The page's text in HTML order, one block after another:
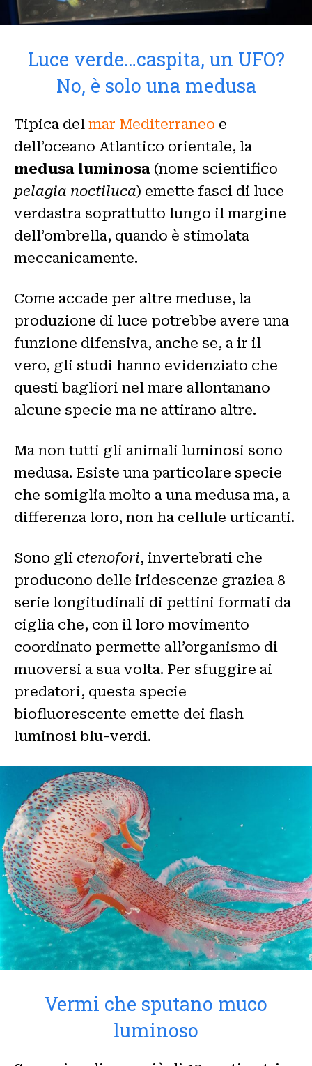
Luce verde…caspita, un UFO?
No, è solo una medusa
Tipica del mar Mediterraneo e
dell’oceano Atlantico orientale, la
medusa luminosa (nome scientifico
pelagia noctiluca) emette fasci di luce
verdastra soprattutto lungo il margine
dell’ombrella, quando è stimolata
meccanicamente.
Come accade per altre meduse, la
produzione di luce potrebbe avere una
funzione difensiva, anche se, a ir il
vero, gli studi hanno evidenziato che
questi bagliori nel mare allontanano
alcune specie ma ne attirano altre.
Ma non tutti gli animali luminosi sono
medusa. Esiste una particolare specie
che somiglia molto a una medusa ma, a
differenza loro, non ha cellule urticanti.
Sono gli ctenofori, invertebrati che
producono delle iridescenze graziea 8
serie longitudinali di pettini formati da
ciglia che, con il loro movimento
coordinato permette all’organismo di
muoversi a sua volta. Per sfuggire ai
predatori, questa specie
biofluorescente emette dei flash
luminosi blu-verdi.
Vermi che sputano muco
luminoso